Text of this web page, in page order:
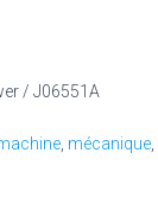
/ J06551A
mécanique